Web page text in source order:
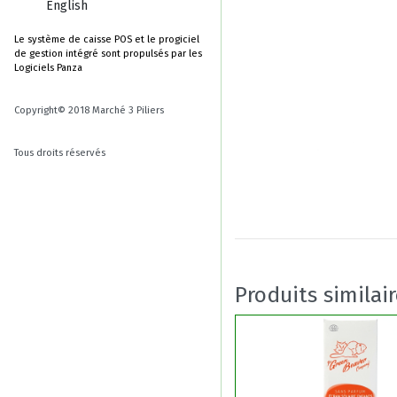
English
Le système de caisse POS et le progiciel
de gestion intégré sont propulsés par les
Logiciels Panza
Copyright© 2018 Marché 3 Piliers
Tous droits réservés
Produits